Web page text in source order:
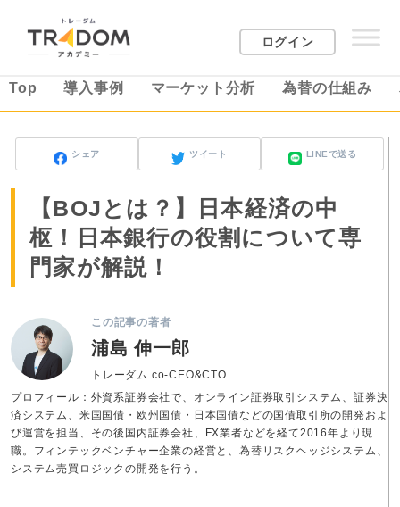
ログイン
Top 導入事例 マーケット分析 為替の仕組み
シェア ツイート LINEで送る
【BOJとは？】日本経済の中
枢！日本銀行の役割について専
門家が解説！
この記事の著者
浦島 伸一郎
トレーダム co-CEO&CTO
プロフィール：外資系証券会社で、オンライン証券取引システム、証券決
済システム、米国国債・欧州国債・日本国債などの国債取引所の開発およ
び運営を担当、その後国内証券会社、FX業者などを経て2016年より現
職。フィンテックベンチャー企業の経営と、為替リスクヘッジシステム、
システム売買ロジックの開発を行う。